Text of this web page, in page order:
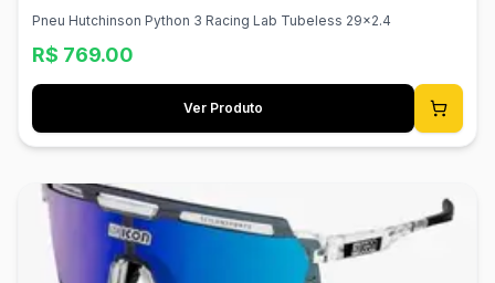
Pneu Hutchinson Python 3 Racing Lab Tubeless 29x2.4
R$ 769.00
Ver Produto